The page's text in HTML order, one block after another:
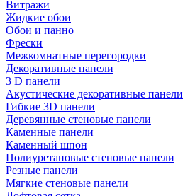
Витражи
Жидкие обои
Обои и панно
Фрески
Межкомнатные перегородки
Декоративные панели
3 D панели
Акустические декоративные панели
Гибкие 3D панели
Деревянные стеновые панели
Каменные панели
Каменный шпон
Полиуретановые стеновые панели
Резные панели
Мягкие стеновые панели